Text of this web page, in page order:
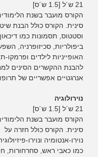
21 ש´ל [1.5 ש´ס]
הקורס מועבר בשנת
סינית. הקורס כולל הבנת
וסטטוס, תסמונות כמו
ביפולריות, סכיזופרניה,
האופייניות לילדים
להבנת ההקשרים הסינים
אנרגטיים אפשריים של
נוירולוגיה
21 ש´ל [1.5 ש´ס]
הקורס מועבר בשנת
סינית. הקורס כולל חזרה על
נוירו-אנטומיה ונוירו-
כמו כאבי ראש, סחרחורות,